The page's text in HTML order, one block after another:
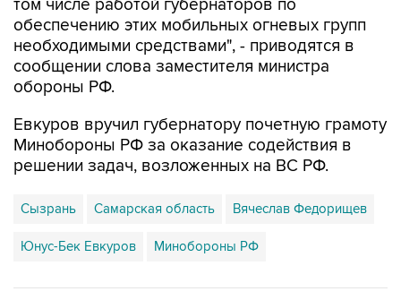
том числе работой губернаторов по
обеспечению этих мобильных огневых групп
необходимыми средствами", - приводятся в
сообщении слова заместителя министра
обороны РФ.
Евкуров вручил губернатору почетную грамоту
Минобороны РФ за оказание содействия в
решении задач, возложенных на ВС РФ.
Сызрань Самарская область Вячеслав Федорищев
Юнус-Бек Евкуров Минобороны РФ